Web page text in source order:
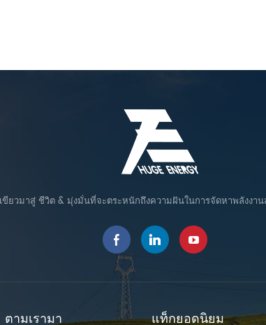
ขียวมาสู่ ชีวิต & มุ่งมั่นที่จะตระหนักถึงความฝันในการจัดหาพลังง
ตามเรามา แท็กยอดนิยม